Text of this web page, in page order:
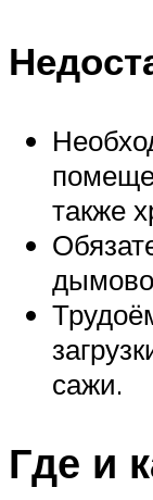
также
сажи.
Где и